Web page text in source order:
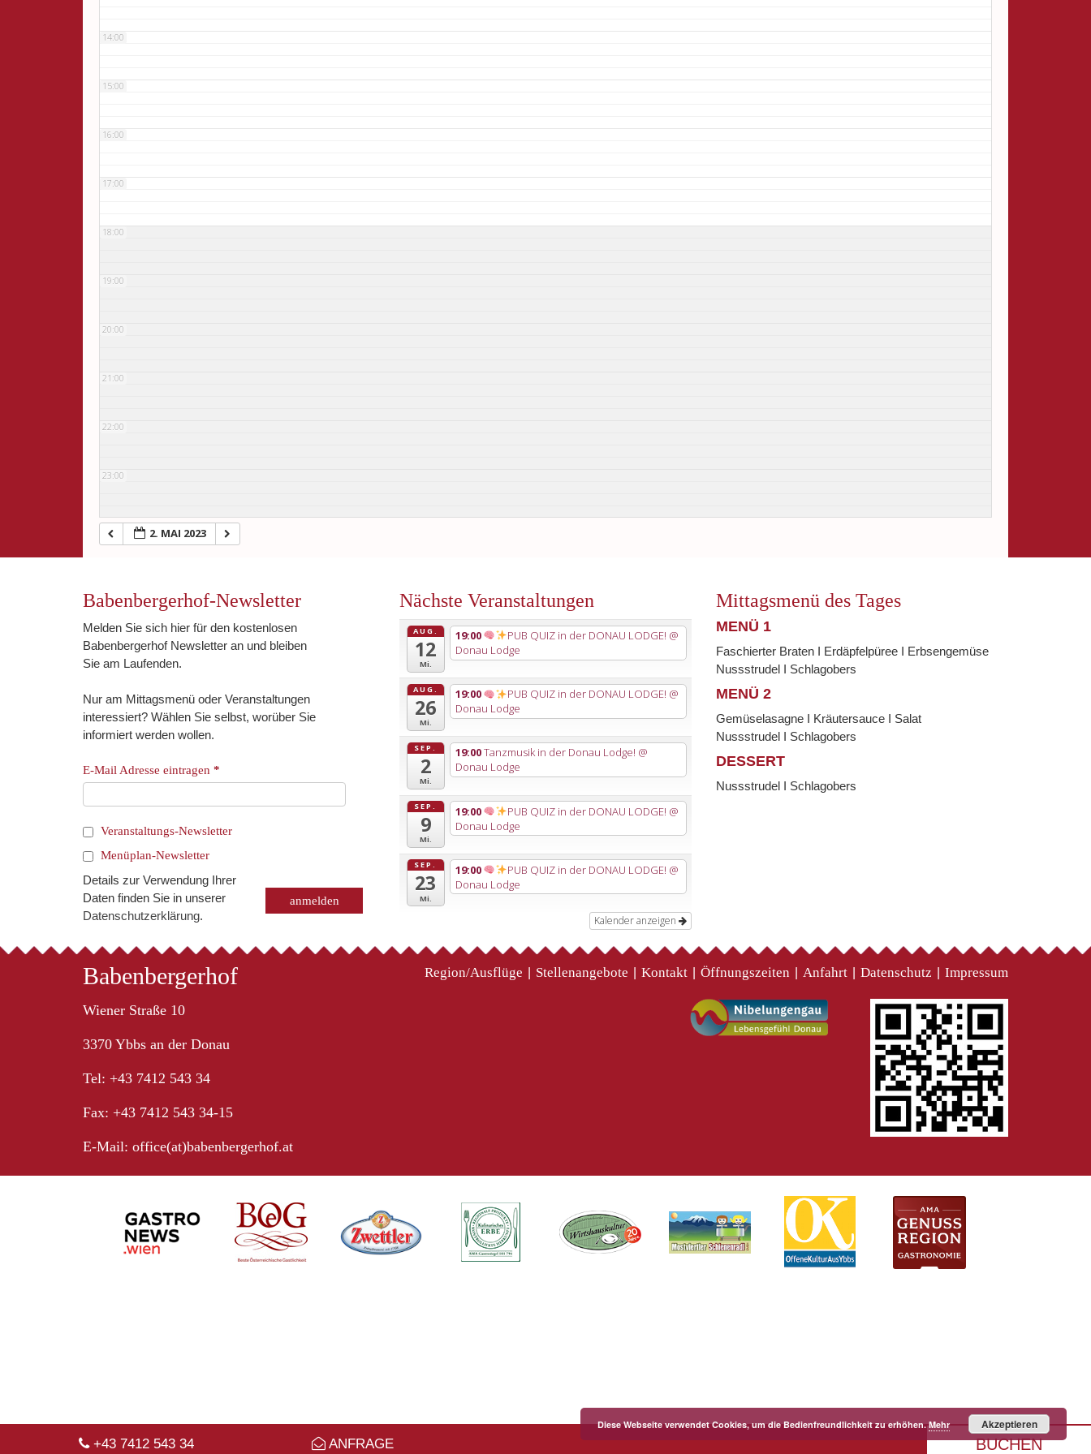
+43 7412 543 34 ANFRAGE BUCHEN
14:00
15:00
16:00
17:00
18:00
19:00
20:00
21:00
22:00
23:00
2. MAI 2023
Babenbergerhof-Newsletter
Melden Sie sich hier für den kostenlosen
Babenbergerhof Newsletter an und bleiben
Sie am Laufenden.
Nur am Mittagsmenü oder Veranstaltungen
interessiert? Wählen Sie selbst, worüber Sie
informiert werden wollen.
E-Mail Adresse eintragen *
Veranstaltungs-Newsletter
Menüplan-Newsletter
Details zur Verwendung Ihrer
Daten finden Sie in unserer
Datenschutzerklärung.
Nächste Veranstaltungen
AUG.
12
Mi.
19:00 PUB QUIZ in der DONAU LODGE! @
Donau Lodge
AUG.
26
Mi.
19:00 PUB QUIZ in der DONAU LODGE! @
Donau Lodge
SEP.
2
Mi.
19:00Tanzmusik in der Donau Lodge! @
Donau Lodge
SEP.
9
Mi.
19:00 PUB QUIZ in der DONAU LODGE! @
Donau Lodge
SEP.
23
Mi.
19:00 PUB QUIZ in der DONAU LODGE! @
Donau Lodge
Kalender anzeigen
Mittagsmenü des Tages
MENÜ 1
Faschierter Braten I Erdäpfelpüree I Erbsengemüse
Nussstrudel I Schlagobers
MENÜ 2
Gemüselasagne I Kräutersauce I Salat
Nussstrudel I Schlagobers
DESSERT
Nussstrudel I Schlagobers
Babenbergerhof
Wiener Straße 10
3370 Ybbs an der Donau
Tel: +43 7412 543 34
Fax: +43 7412 543 34-15
E-Mail: office(at)babenbergerhof.at
Region/Ausflüge Stellenangebote Kontakt Öffnungszeiten Anfahrt Datenschutz Impressum
Diese Webseite verwendet Cookies, um die Bedienfreundlichkeit zu erhöhen.Mehr Akzeptieren